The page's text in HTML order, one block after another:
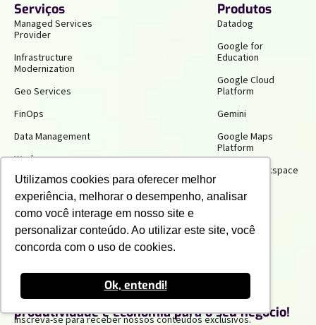
Utilizamos cookies para oferecer melhor
experiência, melhorar o desempenho, analisar
como você interage em nosso site e
personalizar conteúdo. Ao utilizar este site, você
concorda com o uso de cookies.
Ok, entendi!
Serviços
Managed Services
Provider
Infrastructure
Modernization
Geo Services
FinOps
Data Management
Workspace
Business Analytics
AI & Machine Learning
Produtos
Datadog
Google for
Education
Google Cloud
Platform
Gemini
Google Maps
Platform
Google Workspace
Receba insights gratuitos e gere mais
produtividade e economia para o seu negócio!
Inscreva-se para receber nossos conteúdos exclusivos.